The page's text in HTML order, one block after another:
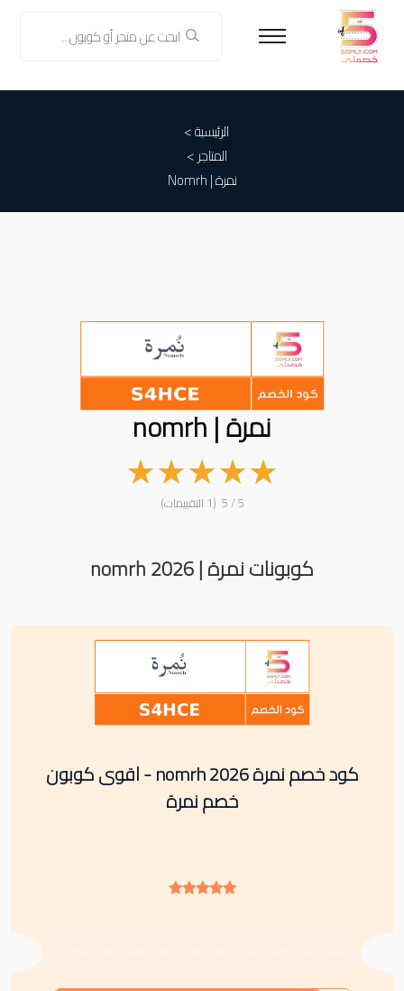
الرئيسية >
المتاجر >
نمرة | Nomrh
نمرة | nomrh
★
★
★
★
★ 5 / 5 (1 التقييمات)
كوبونات نمرة | nomrh 2026
كود خصم نمرة nomrh 2026 - اقوى كوبون
خصم نمرة